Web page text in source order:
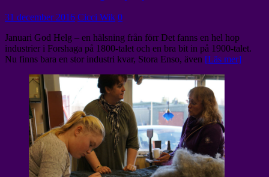
31 december 2016 Cicci Wik 0
Januari God Helg – en hälsning från förr Det fanns en hel hop
industrier i Forshaga på 1800-talet och en bra bit in på 1900-talet.
Nu finns bara en stor industri kvar, Stora Enso, även [Läs mer]